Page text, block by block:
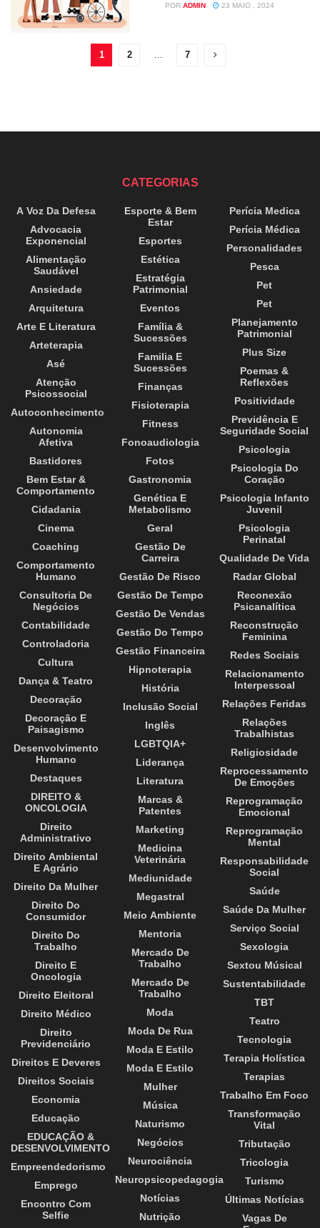
POR ADMIN 23 MAIO , 2024
1 2 7
CATEGORIAS
A Voz Da Defesa
Advocacia
Exponencial
Alimentação
Saudável
Ansiedade
Arquitetura
Arte E Literatura
Arteterapia
Asé
Atenção
Psicossocial
Autoconhecimento
Autonomia
Afetiva
Bastidores
Bem Estar &
Comportamento
Cidadania
Cinema
Coaching
Comportamento
Humano
Consultoria De
Negócios
Contabilidade
Controladoria
Cultura
Dança & Teatro
Decoração
Decoração E
Paisagismo
Desenvolvimento
Humano
Destaques
DIREITO &
ONCOLOGIA
Direito
Administrativo
Direito Ambiental
E Agrário
Direito Da Mulher
Direito Do
Consumidor
Direito Do
Trabalho
Direito E
Oncologia
Direito Eleitoral
Direito Médico
Direito
Previdenciário
Direitos E Deveres
Direitos Sociais
Economia
Educação
EDUCAÇÃO &
DESENVOLVIMENTO
Empreendedorismo
Emprego
Encontro Com
Selfie
Esporte & Bem
Estar
Esportes
Estética
Estratégia
Patrimonial
Eventos
Família &
Sucessões
Familia E
Sucessões
Finanças
Fisioterapia
Fitness
Fonoaudiologia
Fotos
Gastronomia
Genética E
Metabolismo
Geral
Gestão De
Carreira
Gestão De Risco
Gestão De Tempo
Gestão De Vendas
Gestão Do Tempo
Gestão Financeira
Hipnoterapia
História
Inclusão Social
Inglês
LGBTQIA+
Liderança
Literatura
Marcas &
Patentes
Marketing
Medicina
Veterinária
Mediunidade
Megastral
Meio Ambiente
Mentoria
Mercado De
Trabalho
Mercado De
Trabalho
Moda
Moda De Rua
Moda E Estilo
Moda E Estilo
Mulher
Música
Naturismo
Negócios
Neurociência
Neuropsicopedagogia
Notícias
Nutrição
Perícia Medica
Perícia Médica
Personalidades
Pesca
Pet
Pet
Planejamento
Patrimonial
Plus Size
Poemas &
Reflexões
Positividade
Previdência E
Seguridade Social
Psicologia
Psicologia Do
Coração
Psicologia Infanto
Juvenil
Psicologia
Perinatal
Qualidade De Vida
Radar Global
Reconexão
Psicanalítica
Reconstrução
Feminina
Redes Sociais
Relacionamento
Interpessoal
Relações Feridas
Relações
Trabalhistas
Religiosidade
Reprocessamento
De Emoções
Reprogramação
Emocional
Reprogramação
Mental
Responsabilidade
Social
Saúde
Saúde Da Mulher
Serviço Social
Sexologia
Sextou Músical
Sustentabilidade
TBT
Teatro
Tecnologia
Terapia Holística
Terapias
Trabalho Em Foco
Transformação
Vital
Tributação
Tricologia
Turismo
Últimas Notícias
Vagas De